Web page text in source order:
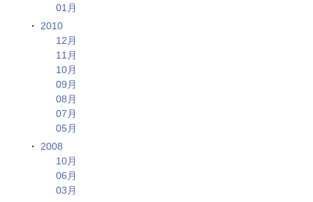
01月
2010
12月
11月
10月
09月
08月
07月
05月
2008
10月
06月
03月